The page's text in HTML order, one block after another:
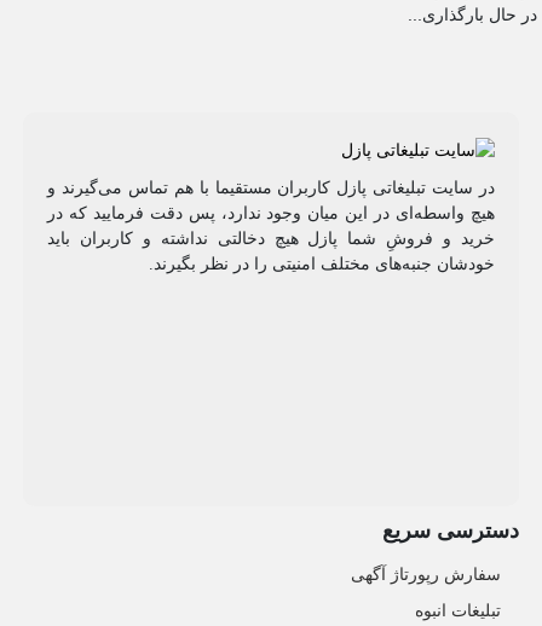
در حال بارگذاری...
در سایت تبلیغاتی پازل کاربران مستقیما با هم تماس می‌گیرند و
هیچ واسطه‌ای در این میان وجود ندارد، پس دقت فرمایید که در
خرید و فروشِ شما پازل هیچ دخالتی نداشته و کاربران باید
خودشان جنبه‌های مختلف امنیتی را در نظر بگیرند.
دسترسی سریع
سفارش رپورتاژ آگهی
تبلیغات انبوه